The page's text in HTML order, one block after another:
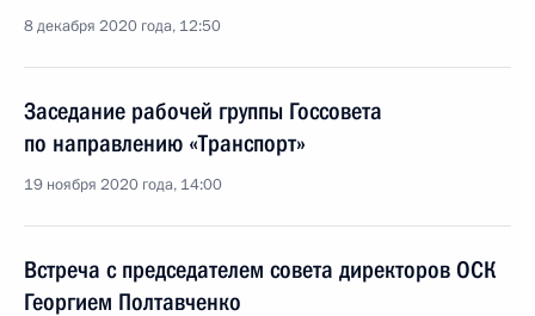
8 декабря 2020 года, 12:50
Заседание рабочей группы Госсовета
по направлению «Транспорт»
19 ноября 2020 года, 14:00
Встреча с председателем совета директоров ОСК
Георгием Полтавченко